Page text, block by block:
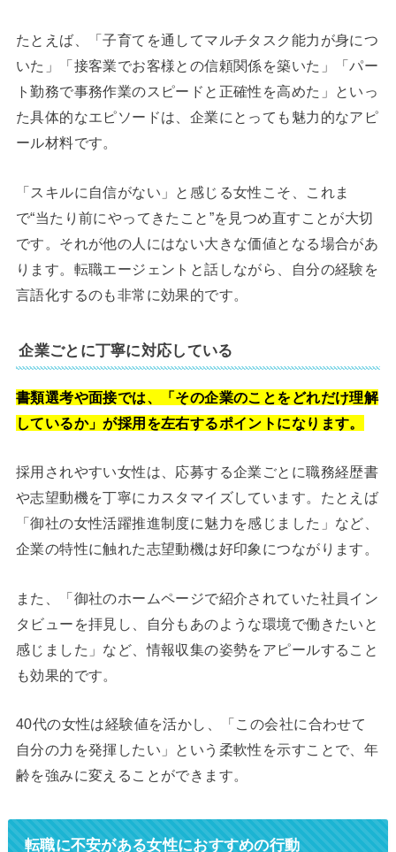
たとえば、「子育てを通してマルチタスク能力が身につ
いた」「接客業でお客様との信頼関係を築いた」「パー
ト勤務で事務作業のスピードと正確性を高めた」といっ
た具体的なエピソードは、企業にとっても魅力的なアピ
ール材料です。
「スキルに自信がない」と感じる女性こそ、これま
で“当たり前にやってきたこと”を見つめ直すことが大切
です。それが他の人にはない大きな価値となる場合があ
ります。転職エージェントと話しながら、自分の経験を
言語化するのも非常に効果的です。
企業ごとに丁寧に対応している
書類選考や面接では、「その企業のことをどれだけ理解
しているか」が採用を左右するポイントになります。
採用されやすい女性は、応募する企業ごとに職務経歴書
や志望動機を丁寧にカスタマイズしています。たとえば
「御社の女性活躍推進制度に魅力を感じました」など、
企業の特性に触れた志望動機は好印象につながります。
また、「御社のホームページで紹介されていた社員イン
タビューを拝見し、自分もあのような環境で働きたいと
感じました」など、情報収集の姿勢をアピールすること
も効果的です。
40代の女性は経験値を活かし、「この会社に合わせて
自分の力を発揮したい」という柔軟性を示すことで、年
齢を強みに変えることができます。
転職に不安がある女性におすすめの行動